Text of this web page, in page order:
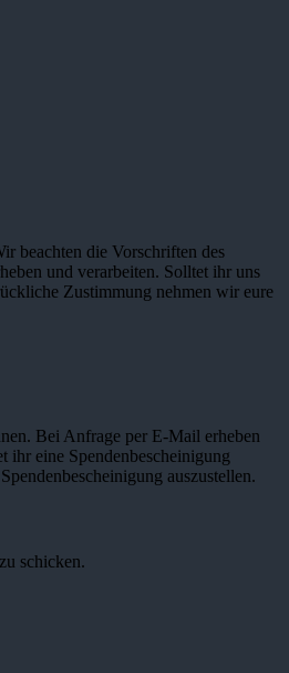
beachten die Vorschriften des
und verarbeiten. Solltet ihr uns
Zustimmung nehmen wir eure
Bei Anfrage per E-Mail erheben
ihr eine Spendenbescheinigung
auszustellen.
schicken.